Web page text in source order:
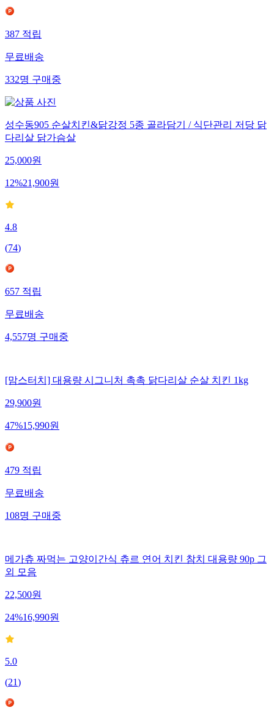
387 적립
무료배송
332명 구매중
성수동905 순살치킨&닭강정 5종 골라담기 / 식단관리 저당 닭
다리살 닭가슴살
25,000원
12%21,900원
4.8
(74)
657 적립
무료배송
4,557명 구매중
[맘스터치] 대용량 시그니처 촉촉 닭다리살 순살 치킨 1kg
29,900원
47%15,990원
479 적립
무료배송
108명 구매중
메가츄 짜먹는 고양이간식 츄르 연어 치킨 참치 대용량 90p 그
외 모음
22,500원
24%16,990원
5.0
(21)